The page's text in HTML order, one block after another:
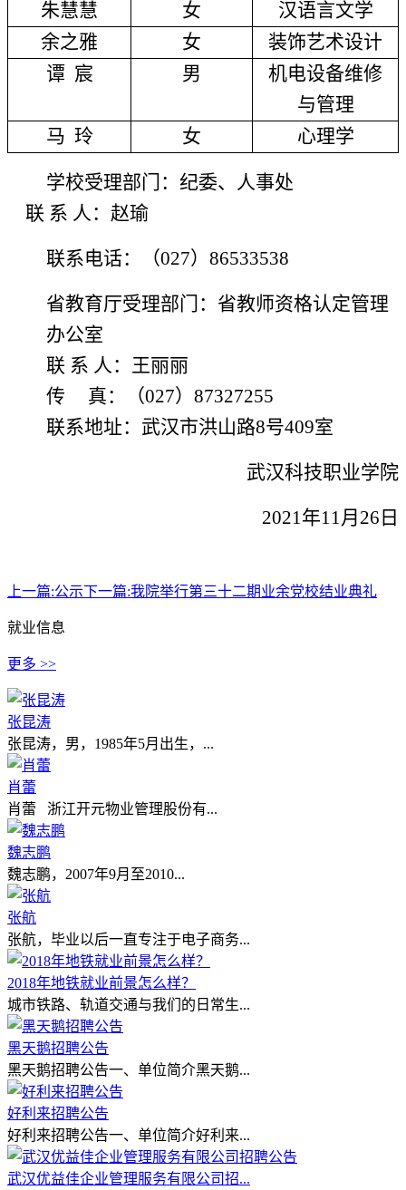
朱慧慧 女
汉语言文学
余之雅
女
装饰艺术设计
谭 宸 男
机电设备维修
与管理
马 玲 女 心理学
学校受理部门：纪委、人事处
联 系 人：赵瑜
联系电话：（027）86533538
省教育厅受理部门：省教师资格认定管理
办公室
联 系 人：王丽丽
传
真：（027）87327255
联系地址：武汉市洪山路8号409室
武汉科技职业学院
2021年11月 26 日
上一篇:公示下一篇:我院举行第三十二期业余党校结业典礼
就业信息
更多 >>
张昆涛
张昆涛，男，1985年5月出生，...
肖蕾
肖蕾 浙江开元物业管理股份有...
魏志鹏
魏志鹏，2007年9月至2010...
张航
张航，毕业以后一直专注于电子商务...
2018年地铁就业前景怎么样？
城市铁路、轨道交通与我们的日常生...
黑天鹅招聘公告
黑天鹅招聘公告一、单位简介黑天鹅...
好利来招聘公告
好利来招聘公告一、单位简介好利来...
武汉优益佳企业管理服务有限公司招...